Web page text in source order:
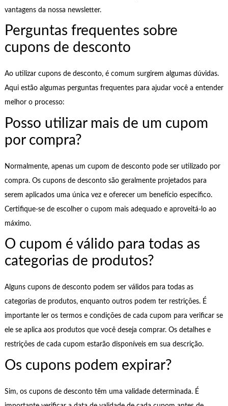
vantagens da nossa newsletter.
Perguntas frequentes sobre
cupons de desconto
Ao utilizar cupons de desconto, é comum surgirem algumas dúvidas.
Aqui estão algumas perguntas frequentes para ajudar você a entender
melhor o processo:
Posso utilizar mais de um cupom
por compra?
Normalmente, apenas um cupom de desconto pode ser utilizado por
compra. Os cupons de desconto são geralmente projetados para
serem aplicados uma única vez e oferecer um benefício específico.
Certifique-se de escolher o cupom mais adequado e aproveitá-lo ao
máximo.
O cupom é válido para todas as
categorias de produtos?
Alguns cupons de desconto podem ser válidos para todas as
categorias de produtos, enquanto outros podem ter restrições. É
importante ler os termos e condições de cada cupom para verificar se
ele se aplica aos produtos que você deseja comprar. Os detalhes e
restrições de cada cupom estarão disponíveis em sua descrição.
Os cupons podem expirar?
Sim, os cupons de desconto têm uma validade determinada. É